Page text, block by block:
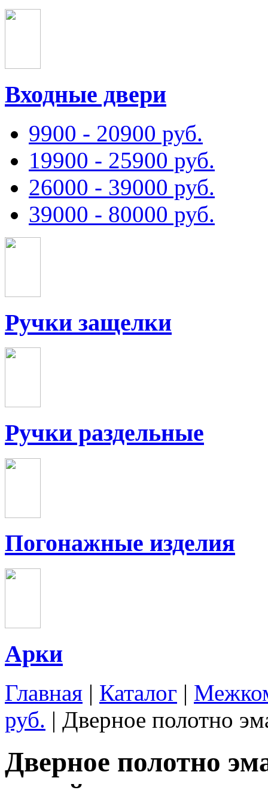
Входные двери
9900 - 20900 руб.
19900 - 25900 руб.
26000 - 39000 руб.
39000 - 80000 руб.
Ручки защелки
Ручки раздельные
Погонажные изделия
Арки
Главная | Каталог |
руб. | Дверное полотно
Дверное полотно